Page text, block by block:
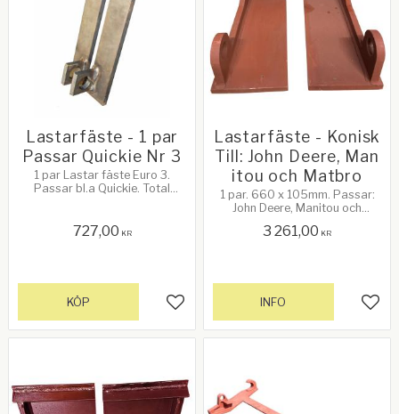
Lastarfäste - 1 par
Passar Quickie Nr 3
1 par Lastar fäste Euro 3.
Passar bl.a Quickie. Total
Håldiameter: 35mm. Fästet
med hål: 10mm tjock.
59.4mm. Höjd bas: 14.8mm
727,00 KR
Lägg till i favoriter
KÖP
Lastarfäste - Konisk
Till: John Deere, Man
itou och Matbro
1 par. 660 x 105mm. Passar:
John Deere, Manitou och
3 261,00 KR
INFO